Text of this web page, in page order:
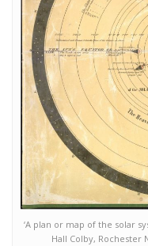
‘A plan or map of the solar
Hall Colby, Rochester